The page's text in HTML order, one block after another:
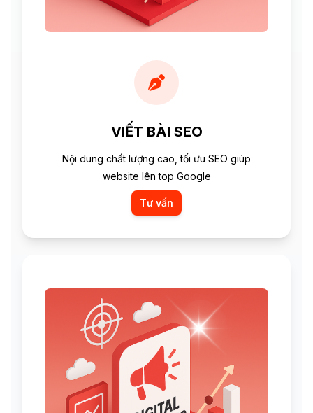
VIẾT BÀI SEO
Nội dung chất lượng cao, tối ưu SEO giúp
website lên top Google
Tư vấn